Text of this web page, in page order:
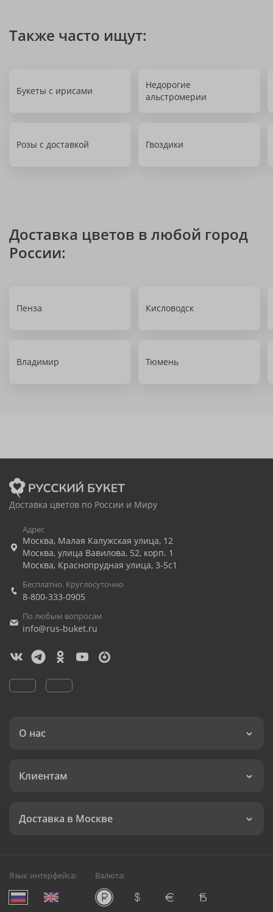
Также часто ищут:
Букеты с ирисами
Недорогие
альстромерии
Розы с доставкой Гвоздики
Доставка цветов в любой город
России:
Пенза Кисловодск
Владимир Тюмень
Доставка цветов по России и Миру
Адрес
Москва, Малая Калужская улица, 12
Москва, улица Вавилова, 52, корп. 1
Москва, Краснопрудная улица, 3-5с1
Бесплатно. Круглосуточно
8-800-333-0905
По любым вопросам
info@rus-buket.ru
О нас
Клиентам
Доставка в Москве
Язык интерфейса: Валюта: